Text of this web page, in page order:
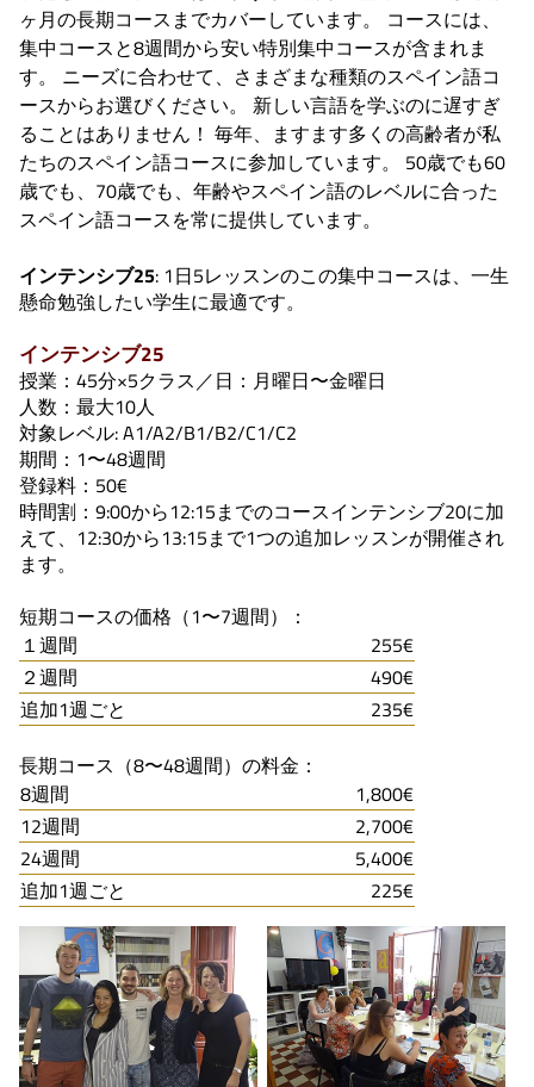
ヶ月の長期コースまでカバーしています。 コースには、
集中コースと8週間から安い特別集中コースが含まれま
す。 ニーズに合わせて、さまざまな種類のスペイン語コ
ースからお選びください。 新しい言語を学ぶのに遅すぎ
ることはありません！ 毎年、ますます多くの高齢者が私
たちのスペイン語コースに参加しています。 50歳でも60
歳でも、70歳でも、年齢やスペイン語のレベルに合った
スペイン語コースを常に提供しています。
インテンシブ25: 1日5レッスンのこの集中コースは、一生
懸命勉強したい学生に最適です。
インテンシブ25
授業：45分×5クラス／日：月曜日〜金曜日
人数：最大10人
対象レベル: A1/A2/B1/B2/C1/C2
期間：1〜48週間
登録料：50€
時間割：9:00から12:15までのコースインテンシブ20に加
えて、12:30から13:15まで1つの追加レッスンが開催され
ます。
短期コースの価格（1〜7週間）：
１週間
255€
２週間
490€
追加1週ごと
235€
長期コース（8〜48週間）の料金：
8週間
1,800€
12週間
2,700€
24週間
5,400€
追加1週ごと
225€